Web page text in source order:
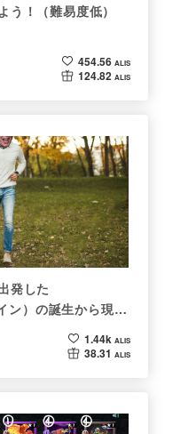
う！（難易度低）
454.56 ALIS
124.82 ALIS
発した
）の誕生から現在
🐶
1.44k ALIS
38.31 ALIS